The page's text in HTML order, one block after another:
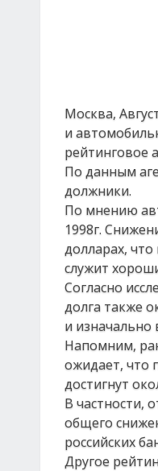
Москва,
и
рейтинговое
По данным
должники.
По мнению
1998г.
долларах,
служит
Согласно
долга также
и изначально
Напомним,
ожидает, что
достигнут
В частности,
общего
российских
Другое